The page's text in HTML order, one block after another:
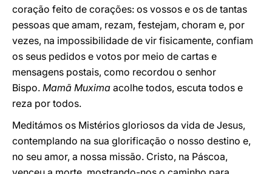
coração feito de corações: os vossos e os de tantas
pessoas que amam, rezam, festejam, choram e, por
vezes, na impossibilidade de vir fisicamente, confiam
os seus pedidos e votos por meio de cartas e
mensagens postais, como recordou o senhor
Bispo. Mamã Muxima acolhe todos, escuta todos e
reza por todos.
Meditámos os Mistérios gloriosos da vida de Jesus,
contemplando na sua glorificação o nosso destino e,
no seu amor, a nossa missão. Cristo, na Páscoa,